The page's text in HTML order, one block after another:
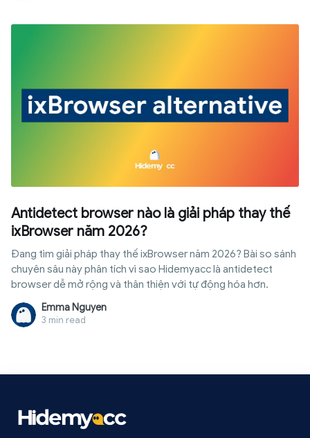
Antidetect browser nào là giải pháp thay thế
ixBrowser năm 2026?
Đang tìm giải pháp thay thế ixBrowser năm 2026? Bài so sánh
chuyên sâu này phân tích vì sao Hidemyacc là antidetect
browser dễ mở rộng và thân thiện với tự động hóa hơn.
Emma Nguyen
3 min read